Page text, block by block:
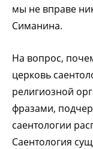
мы не вправе
Симанина.
На вопрос,
церковь
религиозной
фразами,
саентологии
Саентология